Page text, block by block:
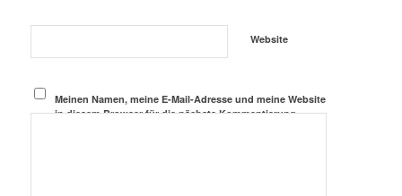
Website
Meinen Namen, meine E-Mail-Adresse und meine Website
in diesem Browser für die nächste Kommentierung